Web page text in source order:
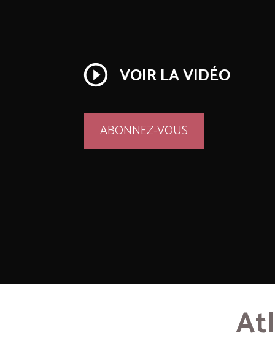
play_circle_outline VOIR LA VIDÉO
ABONNEZ-VOUS